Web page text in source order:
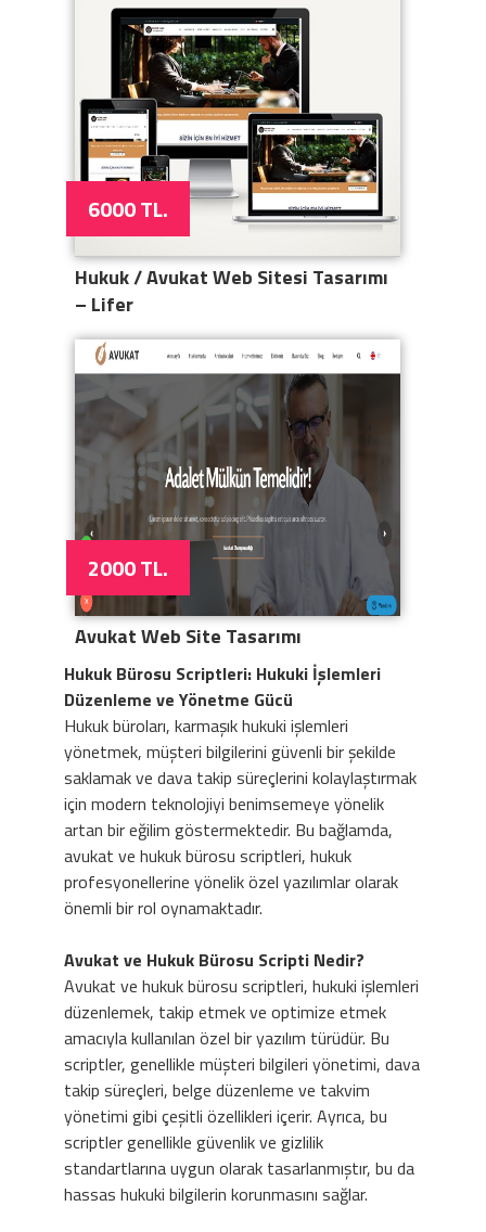
6000 TL.
Hukuk / Avukat Web Sitesi Tasarımı
– Lifer
2000 TL.
Avukat Web Site Tasarımı
Hukuk Bürosu Scriptleri: Hukuki İşlemleri
Düzenleme ve Yönetme Gücü
Hukuk büroları, karmaşık hukuki işlemleri
yönetmek, müşteri bilgilerini güvenli bir şekilde
saklamak ve dava takip süreçlerini kolaylaştırmak
için modern teknolojiyi benimsemeye yönelik
artan bir eğilim göstermektedir. Bu bağlamda,
avukat ve hukuk bürosu scriptleri, hukuk
profesyonellerine yönelik özel yazılımlar olarak
önemli bir rol oynamaktadır.
Avukat ve Hukuk Bürosu Scripti Nedir?
Avukat ve hukuk bürosu scriptleri, hukuki işlemleri
düzenlemek, takip etmek ve optimize etmek
amacıyla kullanılan özel bir yazılım türüdür. Bu
scriptler, genellikle müşteri bilgileri yönetimi, dava
takip süreçleri, belge düzenleme ve takvim
yönetimi gibi çeşitli özellikleri içerir. Ayrıca, bu
scriptler genellikle güvenlik ve gizlilik
standartlarına uygun olarak tasarlanmıştır, bu da
hassas hukuki bilgilerin korunmasını sağlar.